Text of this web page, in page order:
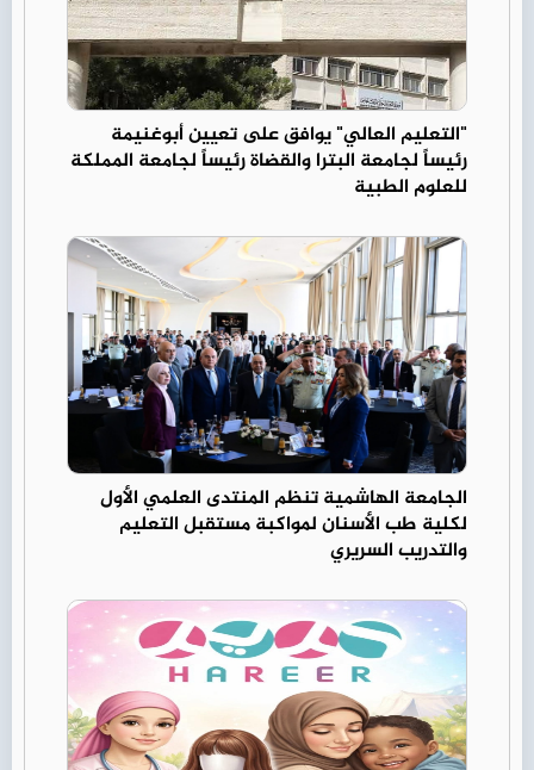
"التعليم العالي" يوافق على تعيين أبوغنيمة
رئيساً لجامعة البترا والقضاة رئيساً لجامعة المملكة
للعلوم الطبية
الجامعة الهاشمية تنظم المنتدى العلمي الأول
لكلية طب الأسنان لمواكبة مستقبل التعليم
والتدريب السريري